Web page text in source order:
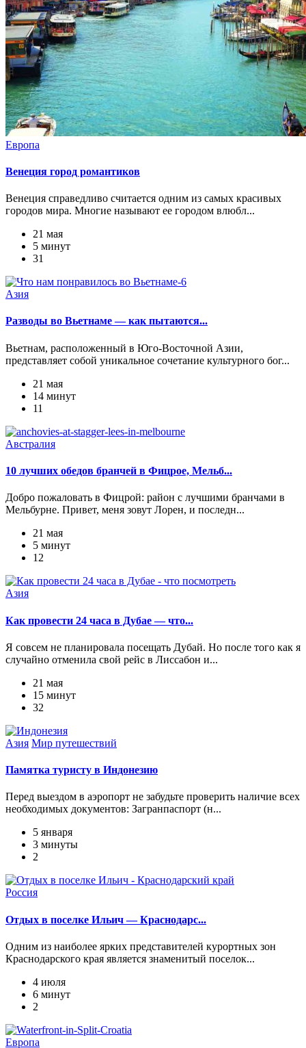
Европа
Венеция город романтиков
Венеция справедливо считается одним из самых красивых
городов мира. Многие называют ее городом влюбл...
21 мая
5 минут
31
Азия
Разводы во Вьетнаме — как пытаются...
Вьетнам, расположенный в Юго-Восточной Азии,
представляет собой уникальное сочетание культурного бог...
21 мая
14 минут
11
Австралия
10 лучших обедов бранчей в Фицрое, Мельб...
Добро пожаловать в Фицрой: район с лучшими бранчами в
Мельбурне. Привет, меня зовут Лорен, и последн...
21 мая
5 минут
12
Азия
Как провести 24 часа в Дубае — что...
Я совсем не планировала посещать Дубай. Но после того как я
случайно отменила свой рейс в Лиссабон и...
21 мая
15 минут
32
Азия Мир путешествий
Памятка туристу в Индонезию
Перед выездом в аэропорт не забудьте проверить наличие всех
необходимых документов: Загранпаспорт (н...
5 января
3 минуты
2
Россия
Отдых в поселке Ильич — Краснодарс...
Одним из наиболее ярких представителей курортных зон
Краснодарского края является знаменитый поселок...
4 июля
6 минут
2
Европа